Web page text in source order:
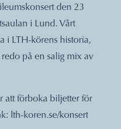
den 23
i Lund. Vårt
i LTH-körens historia,
på en salig mix av
att förboka biljetter för
lth-koren.se/konsert